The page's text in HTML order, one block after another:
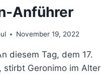
Anführer
November 19, 2022
diesem Tag, dem 17.
stirbt Geronimo im Alter